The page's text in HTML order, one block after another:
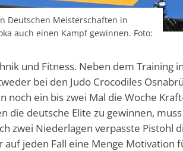
Deutschen Meisterschaften in
auch einen Kampf gewinnen. Foto:
und Fitness. Neben dem Training
bei den Judo Crocodiles
noch ein bis zwei Mal die Woche
die deutsche Elite zu gewinnen,
zwei Niederlagen verpasste Pistohl
auf jeden Fall eine Menge Motivation